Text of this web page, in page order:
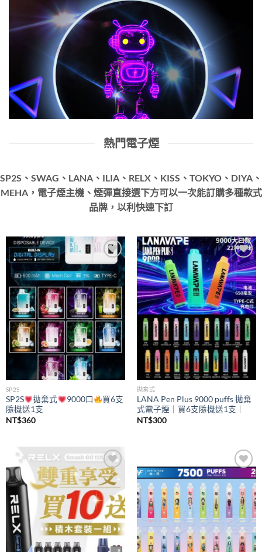
熱門電子煙
SP2S、SWAG、LANA、ILIA、RELX、KISS、TOKYO、DIYA、
MEHA，電子煙主機、煙彈直接選下方可以一次能訂購多種款式
品牌，以利快速下訂
Add to
wishlist
SP2S
SP2S 拋棄式 9000口
買6支
隨機送1支
NT$360
Add to
wishlist
拋棄式
LANA Pen Plus 9000 puffs 拋棄
式電子煙｜買6支隨機送1支｜
NT$300
Add to
wishlist
Add to
wishlist